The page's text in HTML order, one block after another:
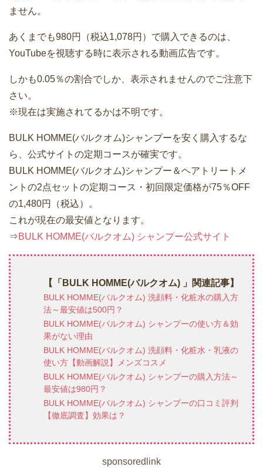
ません。
あくまでも980円（税込1,078円）で購入できるのは、
YouTubeを視聴する時に表示される動画広告です。
しかも0.05％の割合でしか、表示されませんのでご注意下
さい。
※現在は実施されてるかは不明です。
BULK HOMME(バルクオム)シャンプーを安く購入するな
ら、公式サイトの定期コースが確実です。
BULK HOMME(バルクオム)シャンプー＆ヘアトリートメ
ントの2点セットの定期コース・初回限定価格が75％OFF
の1,480円（税込）。
これが現在の最安値となります。
⇒BULK HOMME(バルクオム) シャンプー公式サイト
【「BULK HOMME(バルクオム) 」関連記事】
BULK HOMME(バルクオム) 洗顔料・化粧水の購入方
法～最安値は500円？
BULK HOMME(バルクオム) シャンプーの使い方＆効
果がない理由
BULK HOMME(バルクオム) 洗顔料・化粧水・乳液の
使い方【動画解説】メンズコスメ
BULK HOMME(バルクオム) シャンプーの購入方法～
最安値は980円？
BULK HOMME(バルクオム) シャンプーの口コミ評判
【徹底調査】効果は？
sponsoredlink